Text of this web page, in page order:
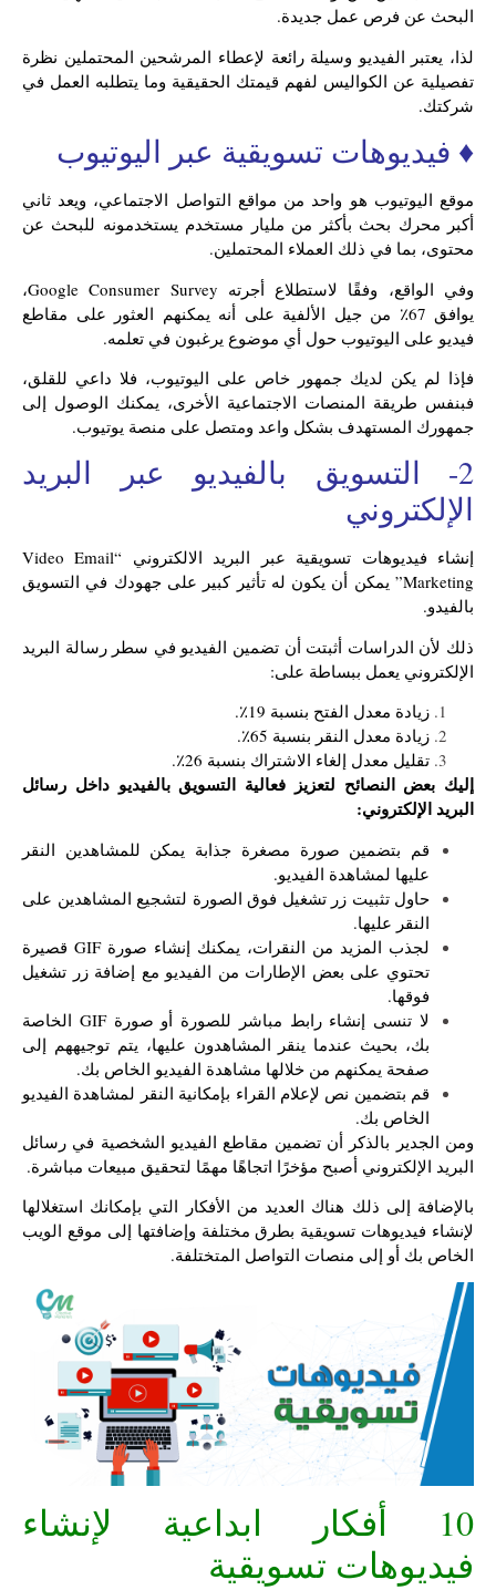
البحث عن فرص عمل جديدة.
لذا، يعتبر الفيديو وسيلة رائعة لإعطاء المرشحين المحتملين نظرة
تفصيلية عن الكواليس لفهم قيمتك الحقيقية وما يتطلبه العمل في
شركتك.
♦ فيديوهات تسويقية عبر اليوتيوب
موقع اليوتيوب هو واحد من مواقع التواصل الاجتماعي، ويعد ثاني
أكبر محرك بحث بأكثر من مليار مستخدم يستخدمونه للبحث عن
محتوى، بما في ذلك العملاء المحتملين.
وفي الواقع، وفقًا لاستطلاع أجرته Google Consumer Survey،
يوافق 67٪ من جيل الألفية على أنه يمكنهم العثور على مقاطع
فيديو على اليوتيوب حول أي موضوع يرغبون في تعلمه.
فإذا لم يكن لديك جمهور خاص على اليوتيوب، فلا داعي للقلق،
فبنفس طريقة المنصات الاجتماعية الأخرى، يمكنك الوصول إلى
جمهورك المستهدف بشكل واعد ومتصل على منصة يوتيوب.
2- التسويق بالفيديو عبر البريد
الإلكتروني
إنشاء فيديوهات تسويقية عبر البريد الالكتروني “Video Email
Marketing” يمكن أن يكون له تأثير كبير على جهودك في التسويق
بالفيدو.
ذلك لأن الدراسات أثبتت أن تضمين الفيديو في سطر رسالة البريد
الإلكتروني يعمل ببساطة على:
زيادة معدل الفتح بنسبة 19٪.
زيادة معدل النقر بنسبة 65٪.
تقليل معدل إلغاء الاشتراك بنسبة 26٪.
إليك بعض النصائح لتعزيز فعالية التسويق بالفيديو داخل رسائل
البريد الإلكتروني:
قم بتضمين صورة مصغرة جذابة يمكن للمشاهدين النقر
عليها لمشاهدة الفيديو.
حاول تثبيت زر تشغيل فوق الصورة لتشجيع المشاهدين على
النقر عليها.
لجذب المزيد من النقرات، يمكنك إنشاء صورة GIF قصيرة
تحتوي على بعض الإطارات من الفيديو مع إضافة زر تشغيل
فوقها.
لا تنسى إنشاء رابط مباشر للصورة أو صورة GIF الخاصة
بك، بحيث عندما ينقر المشاهدون عليها، يتم توجيههم إلى
صفحة يمكنهم من خلالها مشاهدة الفيديو الخاص بك.
قم بتضمين نص لإعلام القراء بإمكانية النقر لمشاهدة الفيديو
الخاص بك.
ومن الجدير بالذكر أن تضمين مقاطع الفيديو الشخصية في رسائل
البريد الإلكتروني أصبح مؤخرًا اتجاهًا مهمًا لتحقيق مبيعات مباشرة.
بالإضافة إلى ذلك هناك العديد من الأفكار التي بإمكانك استغلالها
لإنشاء فيديوهات تسويقية بطرق مختلفة وإضافتها إلى موقع الويب
الخاص بك أو إلى منصات التواصل المتختلفة.
10 أفكار ابداعية لإنشاء
فيديوهات تسويقية